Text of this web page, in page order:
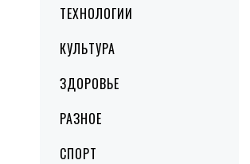
ТЕХНОЛОГИИ
КУЛЬТУРА
ЗДОРОВЬЕ
РАЗНОЕ
СПОРТ